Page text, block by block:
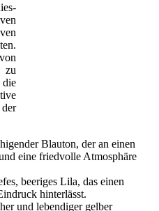
zu
die
Blauton, der an einen
eine friedvolle Atmosphäre
beeriges Lila, das einen
hinterlässt.
und lebendiger gelber